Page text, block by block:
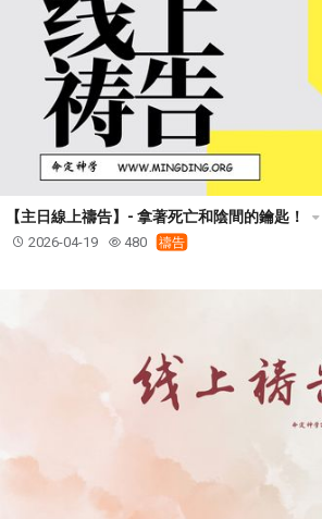
【主日線上禱告】- 拿著死亡和陰間的鑰匙！
2026-04-19 480 禱告